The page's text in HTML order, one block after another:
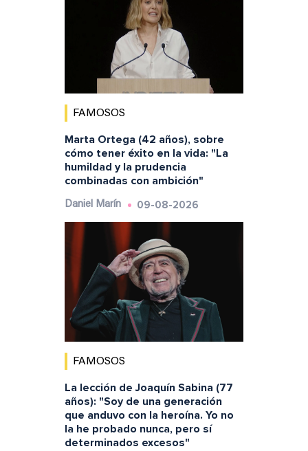
FAMOSOS
Marta Ortega (42 años), sobre
cómo tener éxito en la vida: "La
humildad y la prudencia
combinadas con ambición"
Daniel Marín 09-08-2026
FAMOSOS
La lección de Joaquín Sabina (77
años): "Soy de una generación
que anduvo con la heroína. Yo no
la he probado nunca, pero sí
determinados excesos"